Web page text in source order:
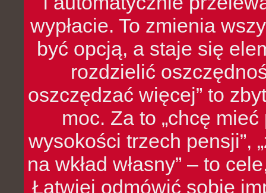
wypłacie. To zmienia
być opcją, a staje się
rozdzielić
oszczędzać więcej” to
moc. Za to „chcę
wysokości trzech pensji”,
na wkład własny” – to
Łatwiej odmówić sobie